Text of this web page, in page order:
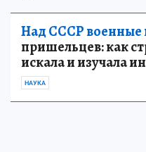
Над СССР военные
пришельцев: как
искала и изучала
НАУКА